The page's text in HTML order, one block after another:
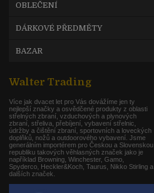
OBLEČENÍ
DÁRKOVÉ PŘEDMĚTY
BAZAR
Walter Trading
Více jak dvacet let pro Vás dovážíme jen ty
nejlepší značky a osvědčené produkty z oblasti
střelných zbraní, vzduchových a plynových
zbraní, střeliva, přebíjení, vybavení střelnic,
údržby a čištění zbraní, sportovních a loveckých
doplňků, nožů a outdoorového vybavení. Jsme
generálním importérem pro Českou a Slovenskou
republiku takových věhlasných značek jako je
například Browning, Winchester, Gamo,
Spyderco, Heckler&Koch, Taurus, Nikko Stirling a
dalších značek.